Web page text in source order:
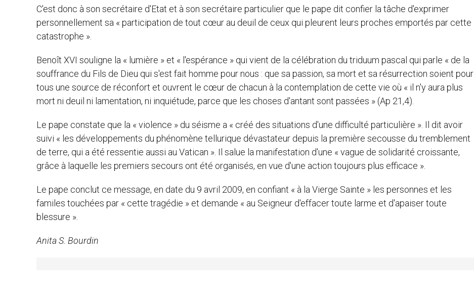
C'est donc à son secrétaire d'Etat et à son secrétaire particulier que le pape dit confier la tâche d'exprimer
personnellement sa « participation de tout cœur au deuil de ceux qui pleurent leurs proches emportés par cette
catastrophe ».
Benoît XVI souligne la « lumière » et « l'espérance » qui vient de la célébration du triduum pascal qui parle « de la
souffrance du Fils de Dieu qui s'est fait homme pour nous : que sa passion, sa mort et sa résurrection soient pour
tous une source de réconfort et ouvrent le cœur de chacun à la contemplation de cette vie où « il n'y aura plus
mort ni deuil ni lamentation, ni inquiétude, parce que les choses d'antant sont passées » (Ap 21,4).
Le pape constate que la « violence » du séisme a « créé des situations d'une difficulté particulière ». Il dit avoir
suivi « les développements du phénomène tellurique dévastateur depuis la première secousse du tremblement
de terre, qui a été ressentie aussi au Vatican ». Il salue la manifestation d'une « vague de solidarité croissante,
grâce à laquelle les premiers secours ont été organisés, en vue d'une action toujours plus efficace ».
Le pape conclut ce message, en date du 9 avril 2009, en confiant « à la Vierge Sainte » les personnes et les
familes touchées par « cette tragédie » et demande « au Seigneur d'effacer toute larme et d'apaiser toute
blessure ».
Anita S. Bourdin